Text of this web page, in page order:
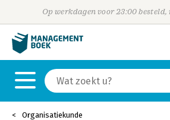
Op werkdagen voor 23:00
Organisatiekunde